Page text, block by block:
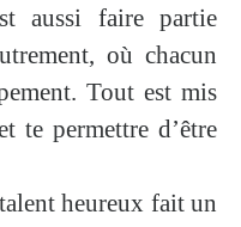
aussi faire partie
où chacun
Tout est mis
te permettre d’être
heureux fait un